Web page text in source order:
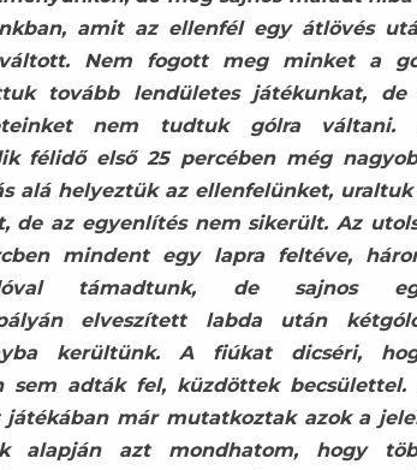
amit az ellenfél egy átlövés
Nem fogott meg minket a
tovább lendületes játékunkat, de
nem tudtuk gólra váltani.
félidő első 25 percében még
alá helyeztük az ellenfelünket, uraltuk
de az egyenlítés nem sikerült. Az
mindent egy lapra feltéve,
támadtunk, de sajnos
elveszített labda után
kerültünk. A fiúkat dicséri,
sem adták fel, küzdöttek becsülettel.
játékában már mutatkoztak azok a
alapján azt mondhatom, hogy